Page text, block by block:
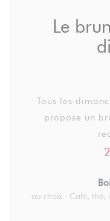
Le
Tous les
propose un
au choix : Café, thé,